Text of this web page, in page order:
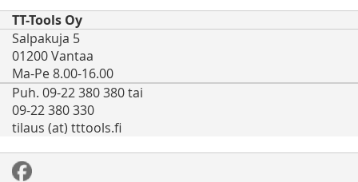
TT-Tools Oy
Salpakuja 5
01200 Vantaa
Ma-Pe 8.00-16.00
Puh. 09-22 380 380 tai
09-22 380 330
tilaus (at) tttools.fi